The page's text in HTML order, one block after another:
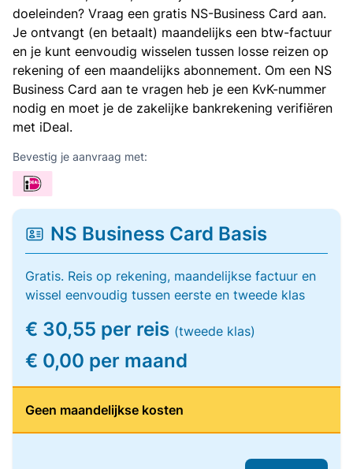
doeleinden? Vraag een gratis NS-Business Card aan.
Je ontvangt (en betaalt) maandelijks een btw-factuur
en je kunt eenvoudig wisselen tussen losse reizen op
rekening of een maandelijks abonnement. Om een NS
Business Card aan te vragen heb je een KvK-nummer
nodig en moet je de zakelijke bankrekening verifiëren
met iDeal.
Bevestig je aanvraag met:
NS Business Card Basis
Gratis. Reis op rekening, maandelijkse factuur en
wissel eenvoudig tussen eerste en tweede klas
€ 30,55 per reis (tweede klas)
€ 0,00 per maand
Geen maandelijkse kosten